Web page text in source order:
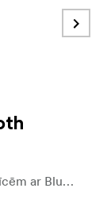
Tālvadības pults televīzijas suflēšanas ierīcēm ar Bluetooth vai vadu savienojumu. Darbojas ar iOS un Android planšetdatoriem, lai kontrolētu “Datavideo” TP sēriju.